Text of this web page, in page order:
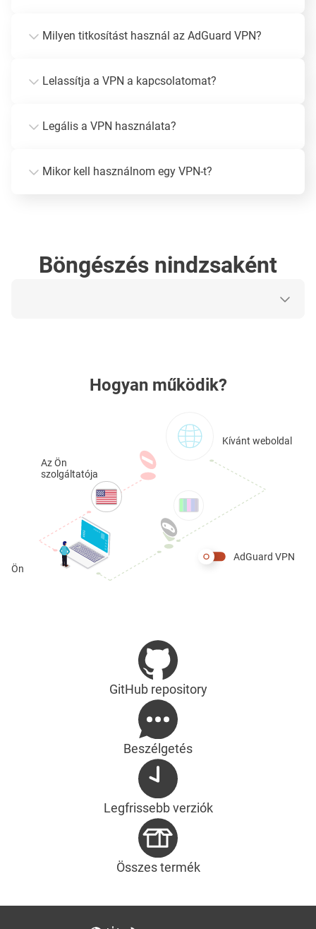
Milyen titkosítást használ az AdGuard VPN?
Lelassítja a VPN a kapcsolatomat?
Legális a VPN használata?
Mikor kell használnom egy VPN-t?
Böngészés nindzsaként
Hogyan működik?
Az Ön
szolgáltatója
Ön
Kívánt weboldal
AdGuard VPN
GitHub repository
Beszélgetés
Legfrissebb verziók
Összes termék